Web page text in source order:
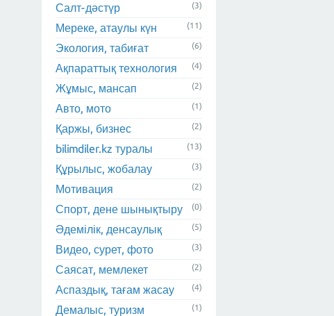
Салт-дәстүр (3)
Мереке, атаулы күн (11)
Экология, табиғат (6)
Ақпараттық технология (4)
Жұмыс, мансап (2)
Авто, мото (1)
Қаржы, бизнес (2)
bilimdiler.kz туралы (13)
Құрылыс, жобалау (3)
Мотивация (2)
Спорт, дене шынықтыру (0)
Әдемілік, денсаулық (5)
Видео, сурет, фото (3)
Саясат, мемлекет (2)
Аспаздық, тағам жасау (4)
Демалыс, туризм (1)